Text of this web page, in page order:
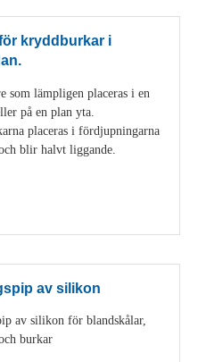
kryddburkar i
som lämpligen placeras i en
på en plan yta.
placeras i fördjupningarna
blir halvt liggande.
av silikon
av silikon för blandskålar,
burkar